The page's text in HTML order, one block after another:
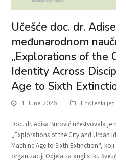
Učešće doc. dr.
međunarodnom
„Explorations of the
Identity Across
Age to Sixth
1. Juna 2026. Engleski
Doc. dr. Adisa Burović učestvovala
„Explorations of the City and Urban
Machine Age to Sixth Extinction“,
organizaciji Odjela za anglistiku